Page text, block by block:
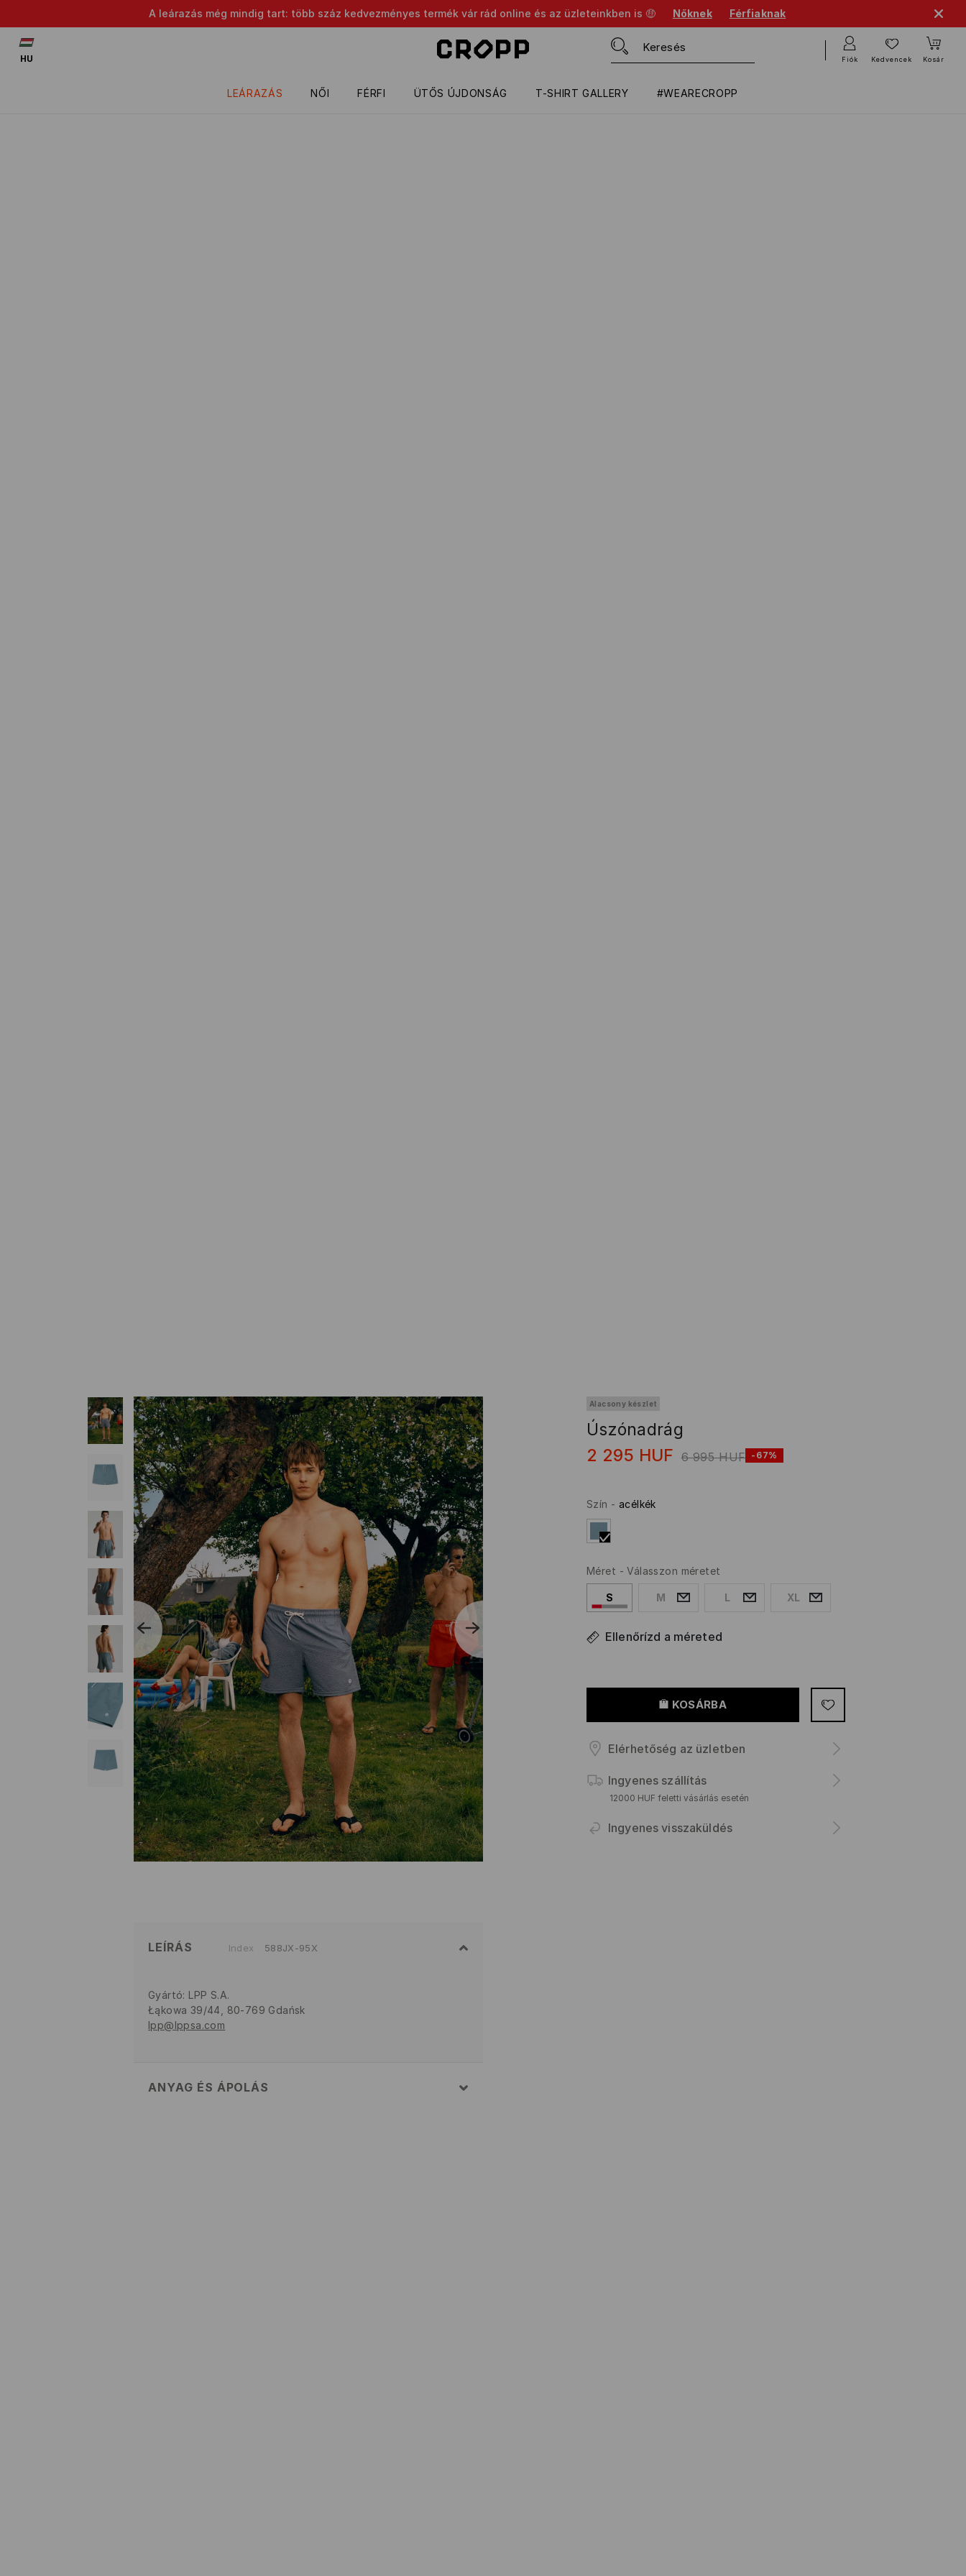
A leárazás még mindig tart: több száz kedvezményes termék vár rád online és az üzleteinkben is 🤑 Nőknek Férfiaknak
LEÁRAZÁS NŐI FÉRFI ÜTŐS ÚJDONSÁG T-SHIRT GALLERY #WEARECROPP
HU Fiók Kedvencek Kosár
Alacsony készlet
Úszónadrág
2 295 HUF 6 995 HUF -67%
Szín - acélkék
Méret -Válasszon méretet
S M L XL
Ellenőrízd a méreted
KOSÁRBA
Elérhetőség az üzletben
Ingyenes szállítás
12000 HUF feletti vásárlás esetén
Ingyenes visszaküldés
LEÍRÁS Index 588JX-95X
Gyártó: LPP S.A.
Łąkowa 39/44, 80-769 Gdańsk
lpp@lppsa.com
ANYAG ÉS ÁPOLÁS